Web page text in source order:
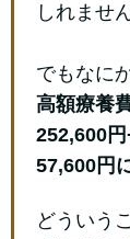
しれません
でもなに
高額療養
252,600
57,600円
どういう